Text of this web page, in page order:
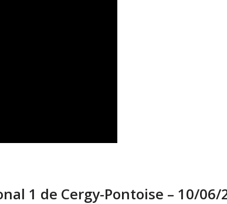
1 de Cergy-Pontoise – 10/06/